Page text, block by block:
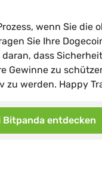
wenn Sie die
Sie Ihre
dass
Gewinne zu
zu werden. Happy
entdecken